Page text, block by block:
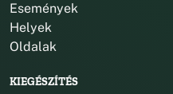
Események
Helyek
Oldalak
KIEGÉSZÍTÉS